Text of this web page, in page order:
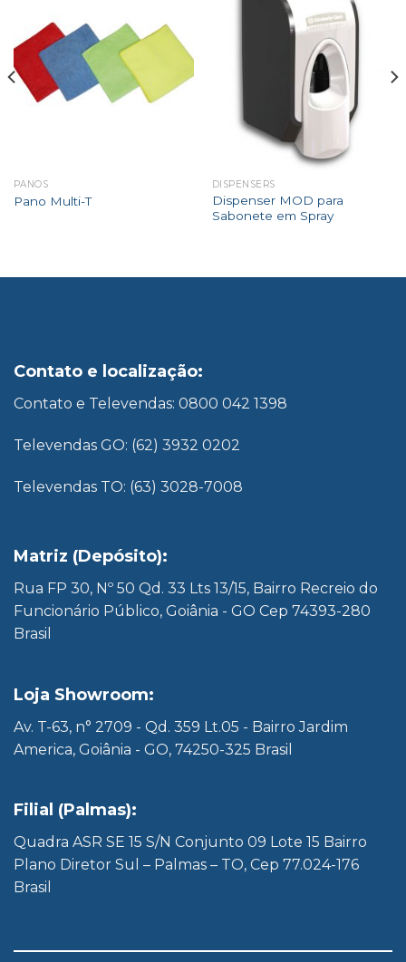
PANOS
Pano Multi-T
DISPENSERS
Dispenser MOD para
Sabonete em Spray
Contato e localização:
Contato e Televendas: 0800 042 1398
Televendas GO: (62) 3932 0202
Televendas TO: (63) 3028-7008
Matriz (Depósito):
Rua FP 30, Nº 50 Qd. 33 Lts 13/15, Bairro Recreio do
Funcionário Público, Goiânia - GO Cep 74393-280
Brasil
Loja Showroom:
Av. T-63, n° 2709 - Qd. 359 Lt.05 - Bairro Jardim
America, Goiânia - GO, 74250-325 Brasil
Filial (Palmas):
Quadra ASR SE 15 S/N Conjunto 09 Lote 15 Bairro
Plano Diretor Sul – Palmas – TO, Cep 77.024-176
Brasil